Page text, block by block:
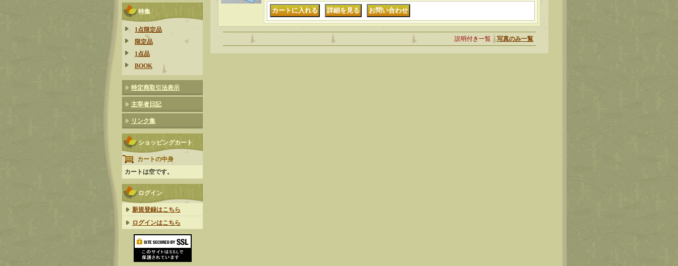
特集
1点限定品
限定品
1点品
BOOK
特定商取引法表示
主宰者日記
リンク集
ショッピングカート
カートの中身
カートは空です。
ログイン
新規登録はこちら
ログインはこちら
説明付き一覧写真のみ一覧